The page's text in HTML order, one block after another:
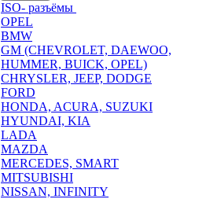
ISO- разъёмы
OPEL
BMW
GM (CHEVROLET, DAEWOO,
HUMMER, BUICK, OPEL)
CHRYSLER, JEEP, DODGE
FORD
HONDA, ACURA, SUZUKI
HYUNDAI, KIA
LADA
MAZDA
MERCEDES, SMART
MITSUBISHI
NISSAN, INFINITY